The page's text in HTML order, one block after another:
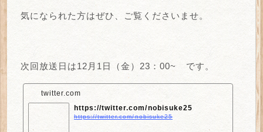
気になられた方はぜひ、ご覧くださいませ。
次回放送日は12月1日（金）23：00~ です。
twitter.com
https://twitter.com/nobisuke25
https://twitter.com/nobisuke25